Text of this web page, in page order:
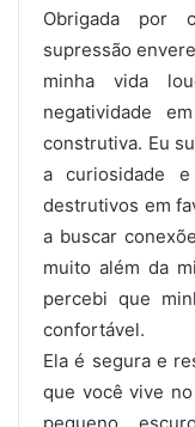
Obrigada por
supressão
minha vida
negatividade
construtiva. Eu
a curiosidade
destrutivos em
a buscar
muito além da
percebi que
confortável.
Ela é segura e
que você vive
pequeno,